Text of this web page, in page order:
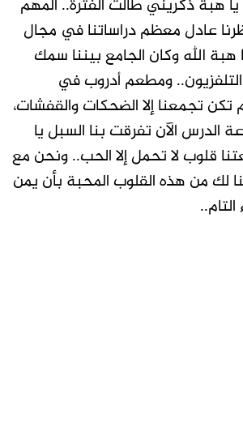
هبة ذكريني طالت الفترة.. المهم
عادل معظم دراساتنا في مجال
هبة الله وكان الجامع بيننا سمك
التلفزيون.. ومطعم أدروب في
تكن تجمعنا إلا الضحكات والقفشات،
الآن تفرقت بنا السبل يا
قلوب لا تحمل إلا الحب.. ونحن مع
لك من هذه القلوب المحبة بأن يمن